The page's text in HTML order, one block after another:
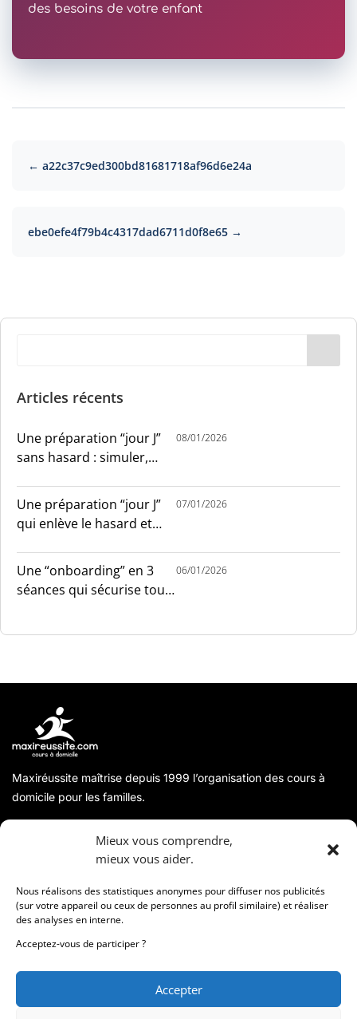
Mieux vous comprendre,
mieux vous aider.
Nous réalisons des statistiques anonymes pour diffuser nos publicités
(sur votre appareil ou ceux de personnes au profil similaire) et réaliser
des analyses en interne.
Acceptez-vous de participer ?
Accepter
des besoins de votre enfant
← a22c37c9ed300bd81681718af96d6e24a
ebe0efe4f79b4c4317dad6711d0f8e65 →
Articles récents
Une préparation “jour J”
sans hasard : simuler,
08/01/2026
Une préparation “jour J”
qui enlève le hasard et
07/01/2026
Une “onboarding” en 3
séances qui sécurise tout
06/01/2026
Maxiréussite maîtrise depuis 1999 l’organisation des cours à
domicile pour les familles.
Coordonnées